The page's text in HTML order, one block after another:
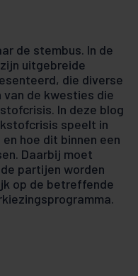
de stembus. In de
uitgebreide
die diverse
van de kwesties die
In deze blog
speelt in
hoe dit binnen een
Daarbij moet
partijen worden
op de betreffende